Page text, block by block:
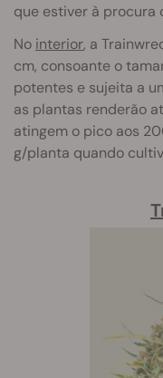
que estiver à procura
No interior, a
cm, consoante o
potentes e sujeita a
as plantas renderão
atingem o pico aos
g/planta quando